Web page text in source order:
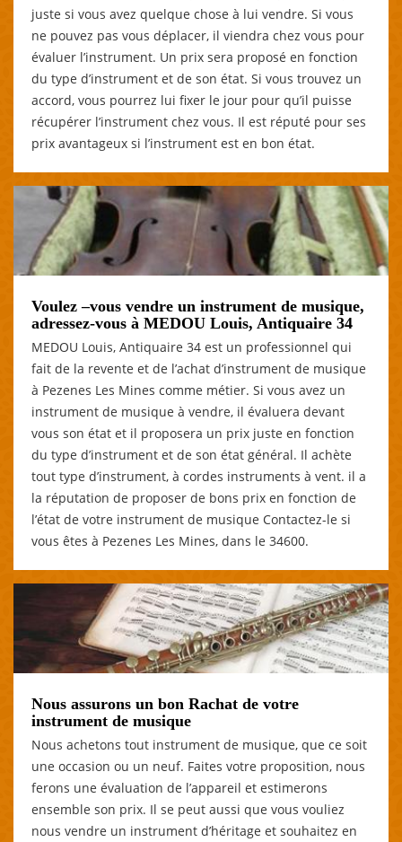
juste si vous avez quelque chose à lui vendre. Si vous
ne pouvez pas vous déplacer, il viendra chez vous pour
évaluer l’instrument. Un prix sera proposé en fonction
du type d’instrument et de son état. Si vous trouvez un
accord, vous pourrez lui fixer le jour pour qu’il puisse
récupérer l’instrument chez vous. Il est réputé pour ses
prix avantageux si l’instrument est en bon état.
Voulez –vous vendre un instrument de musique,
adressez-vous à MEDOU Louis, Antiquaire 34
MEDOU Louis, Antiquaire 34 est un professionnel qui
fait de la revente et de l’achat d’instrument de musique
à Pezenes Les Mines comme métier. Si vous avez un
instrument de musique à vendre, il évaluera devant
vous son état et il proposera un prix juste en fonction
du type d’instrument et de son état général. Il achète
tout type d’instrument, à cordes instruments à vent. il a
la réputation de proposer de bons prix en fonction de
l’état de votre instrument de musique Contactez-le si
vous êtes à Pezenes Les Mines, dans le 34600.
Nous assurons un bon Rachat de votre
instrument de musique
Nous achetons tout instrument de musique, que ce soit
une occasion ou un neuf. Faites votre proposition, nous
ferons une évaluation de l’appareil et estimerons
ensemble son prix. Il se peut aussi que vous vouliez
nous vendre un instrument d’héritage et souhaitez en